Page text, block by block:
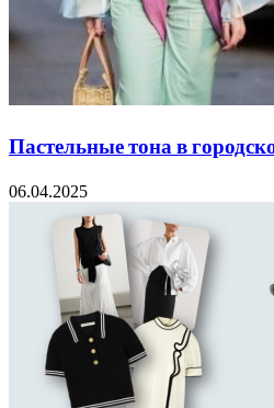
Пастельные тона в
06.04.2025